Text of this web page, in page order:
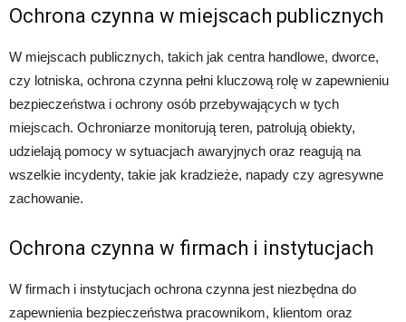
Ochrona czynna w miejscach publicznych
W miejscach publicznych, takich jak centra handlowe, dworce,
czy lotniska, ochrona czynna pełni kluczową rolę w zapewnieniu
bezpieczeństwa i ochrony osób przebywających w tych
miejscach. Ochroniarze monitorują teren, patrolują obiekty,
udzielają pomocy w sytuacjach awaryjnych oraz reagują na
wszelkie incydenty, takie jak kradzieże, napady czy agresywne
zachowanie.
Ochrona czynna w firmach i instytucjach
W firmach i instytucjach ochrona czynna jest niezbędna do
zapewnienia bezpieczeństwa pracownikom, klientom oraz